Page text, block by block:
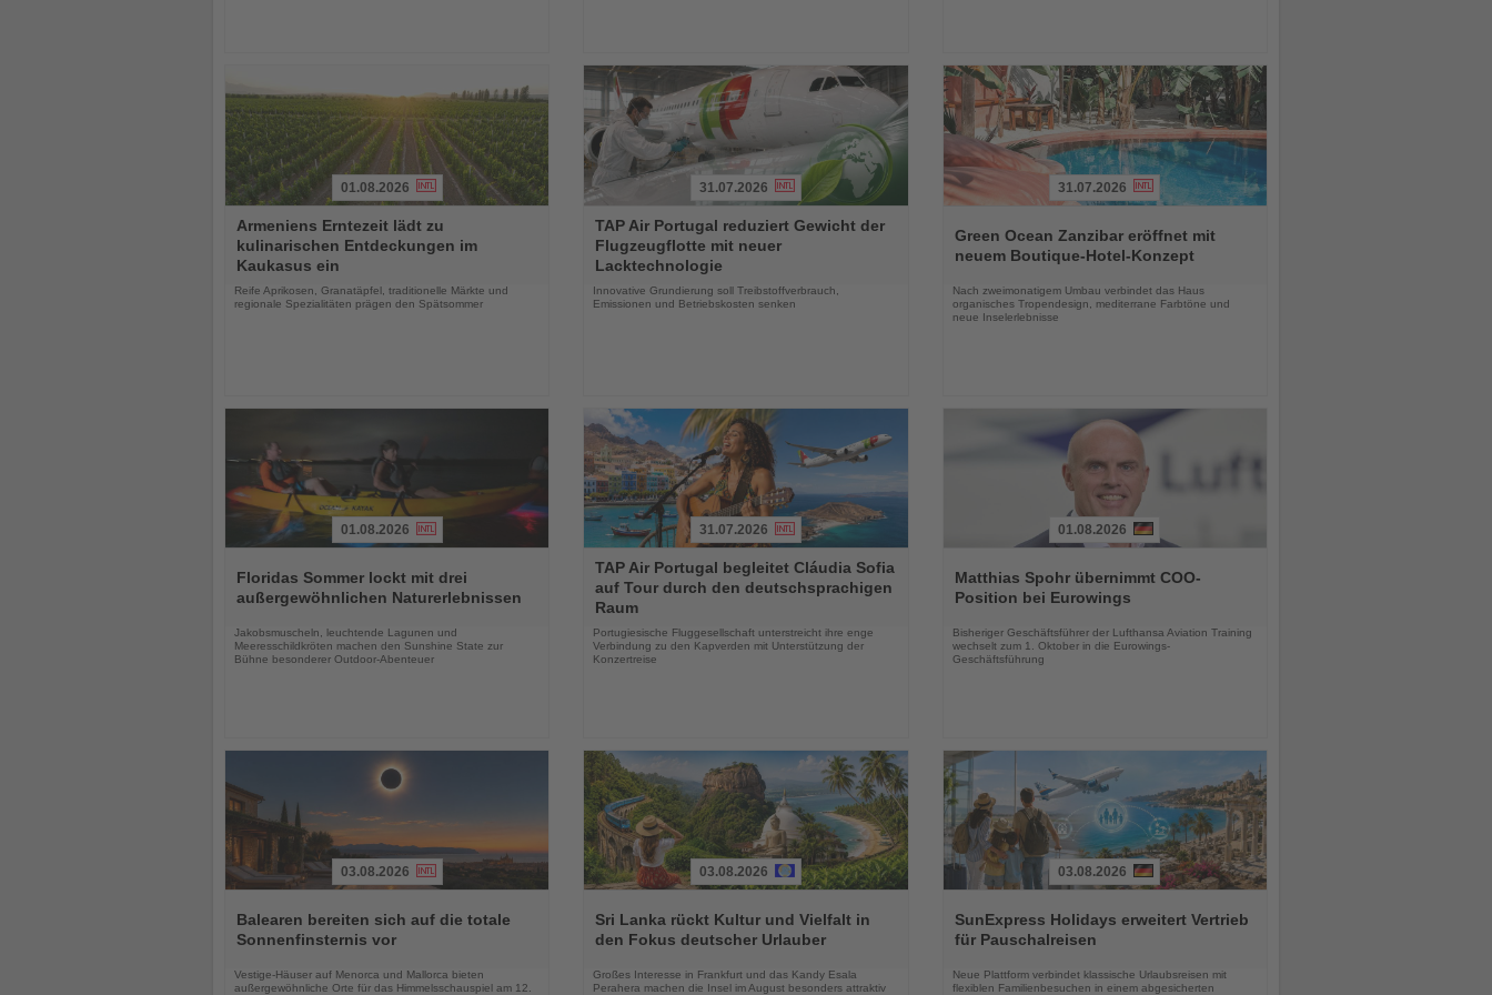
Sie
die
Nachrichten
01.08.2026
Armeniens Erntezeit lädt zu
kulinarischen Entdeckungen im
Kaukasus ein
Reife Aprikosen, Granatäpfel, traditionelle Märkte und
regionale Spezialitäten prägen den Spätsommer
Sie
die
Nachrichten
31.07.2026
TAP Air Portugal reduziert Gewicht der
Flugzeugflotte mit neuer
Lacktechnologie
Innovative Grundierung soll Treibstoffverbrauch,
Emissionen und Betriebskosten senken
Sie
die
31.07.2026
Green Ocean Zanzibar eröffnet mit
neuem Boutique-Hotel-Konzept
Nach zweimonatigem Umbau verbindet das Haus
organisches Tropendesign, mediterrane Farbtöne und
neue Inselerlebnisse
Sie
die
Nachrichten
01.08.2026
Floridas Sommer lockt mit drei
außergewöhnlichen Naturerlebnissen
Jakobsmuscheln, leuchtende Lagunen und
Meeresschildkröten machen den Sunshine State zur
Bühne besonderer Outdoor-Abenteuer
Sie
die
Nachrichten
31.07.2026
TAP Air Portugal begleitet Cláudia Sofia
auf Tour durch den deutschsprachigen
Raum
Portugiesische Fluggesellschaft unterstreicht ihre enge
Verbindung zu den Kapverden mit Unterstützung der
Konzertreise
Sie
die
01.08.2026
Matthias Spohr übernimmt COO-
Position bei Eurowings
Bisheriger Geschäftsführer der Lufthansa Aviation Training
wechselt zum 1. Oktober in die Eurowings-
Geschäftsführung
Sie
die
03.08.2026
Balearen bereiten sich auf die totale
Sonnenfinsternis vor
Vestige-Häuser auf Menorca und Mallorca bieten
außergewöhnliche Orte für das Himmelsschauspiel am 12.
Sie
die
03.08.2026
Sri Lanka rückt Kultur und Vielfalt in
den Fokus deutscher Urlauber
Großes Interesse in Frankfurt und das Kandy Esala
Perahera machen die Insel im August besonders attraktiv
Sie
die
03.08.2026
SunExpress Holidays erweitert Vertrieb
für Pauschalreisen
Neue Plattform verbindet klassische Urlaubsreisen mit
flexiblen Familienbesuchen in einem abgesicherten